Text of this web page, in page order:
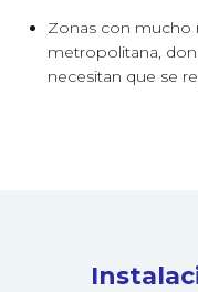
Zonas con mucho
metropolitana,
necesitan que se